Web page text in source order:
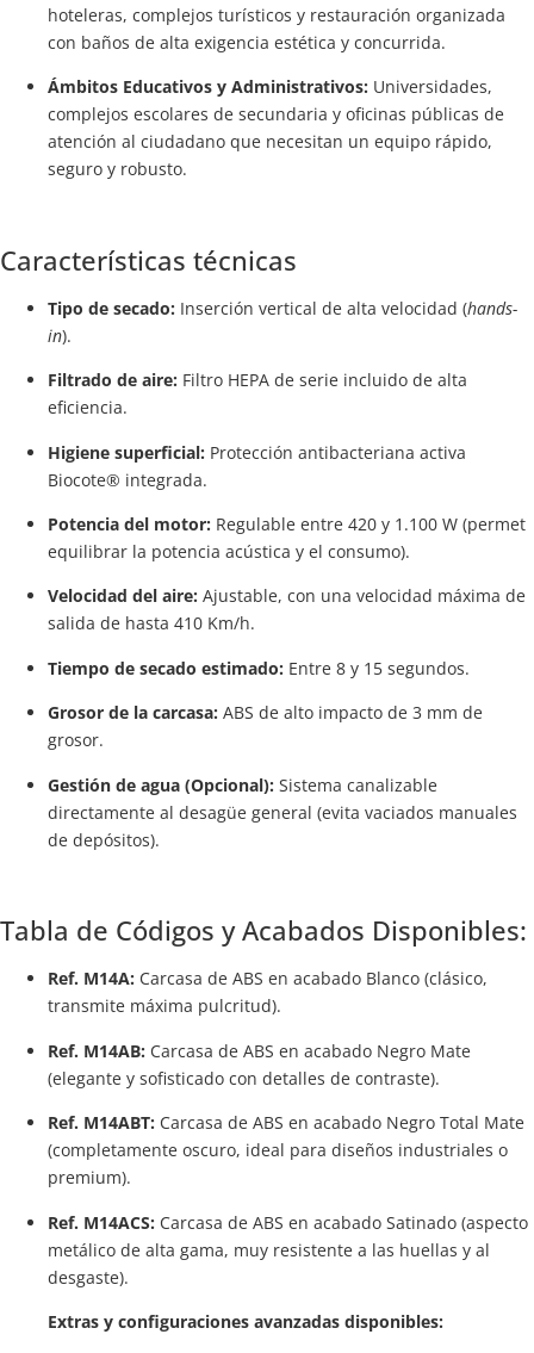
hoteleras, complejos turísticos y restauración organizada
con baños de alta exigencia estética y concurrida.
Ámbitos Educativos y Administrativos: Universidades,
complejos escolares de secundaria y oficinas públicas de
atención al ciudadano que necesitan un equipo rápido,
seguro y robusto.
Características técnicas
Tipo de secado: Inserción vertical de alta velocidad (hands-
in).
Filtrado de aire: Filtro HEPA de serie incluido de alta
eficiencia.
Higiene superficial: Protección antibacteriana activa
Biocote® integrada.
Potencia del motor: Regulable entre 420 y 1.100 W (permet
equilibrar la potencia acústica y el consumo).
Velocidad del aire: Ajustable, con una velocidad máxima de
salida de hasta 410 Km/h.
Tiempo de secado estimado: Entre 8 y 15 segundos.
Grosor de la carcasa: ABS de alto impacto de 3 mm de
grosor.
Gestión de agua (Opcional): Sistema canalizable
directamente al desagüe general (evita vaciados manuales
de depósitos).
Tabla de Códigos y Acabados Disponibles:
Ref. M14A: Carcasa de ABS en acabado Blanco (clásico,
transmite máxima pulcritud).
Ref. M14AB: Carcasa de ABS en acabado Negro Mate
(elegante y sofisticado con detalles de contraste).
Ref. M14ABT: Carcasa de ABS en acabado Negro Total Mate
(completamente oscuro, ideal para diseños industriales o
premium).
Ref. M14ACS: Carcasa de ABS en acabado Satinado (aspecto
metálico de alta gama, muy resistente a las huellas y al
desgaste).
Extras y configuraciones avanzadas disponibles: